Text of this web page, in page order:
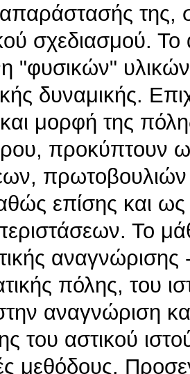
της,
σχεδιασμού. Το
"φυσικών"
δυναμικής.
μορφή της
προκύπτουν
επίσης και ως
Το
πόλης, του
στην αναγνώριση
του αστικού
μεθόδους.